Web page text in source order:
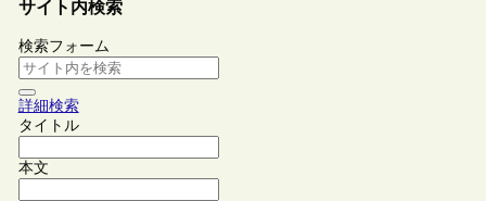
サイト内検索
検索フォーム
詳細検索
タイトル
本文